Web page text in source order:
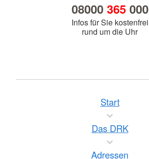
08000 365000
Infos für Sie kostenfrei
rund um die Uhr
Start
Das DRK
Adressen